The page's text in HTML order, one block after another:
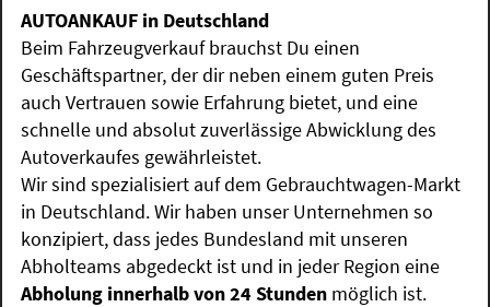
AUTOANKAUF in Deutschland
Beim Fahrzeugverkauf brauchst Du einen
Geschäftspartner, der dir neben einem guten Preis
auch Vertrauen sowie Erfahrung bietet, und eine
schnelle und absolut zuverlässige Abwicklung des
Autoverkaufes gewährleistet.
Wir sind spezialisiert auf dem Gebrauchtwagen-Markt
in Deutschland. Wir haben unser Unternehmen so
konzipiert, dass jedes Bundesland mit unseren
Abholteams abgedeckt ist und in jeder Region eine
Abholung innerhalb von 24 Stunden möglich ist.